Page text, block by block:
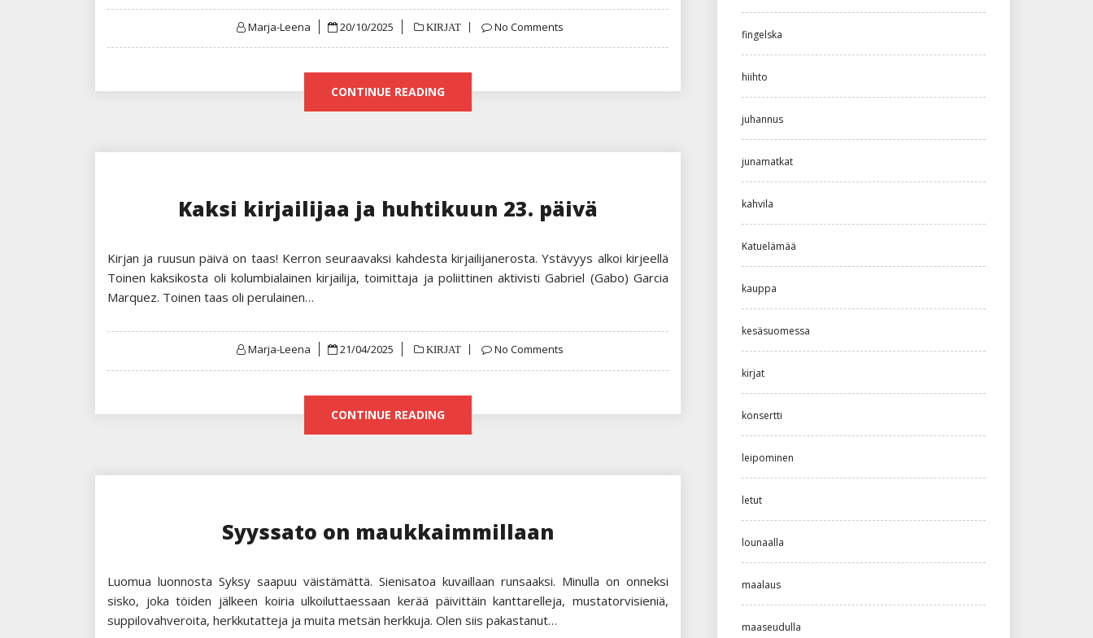
Marja-Leena
Posted
20/10/2025 KIRJAT No Comments
CONTINUE READING
Kaksi kirjailijaa ja huhtikuun 23. päivä
Kirjan ja ruusun päivä on taas! Kerron seuraavaksi kahdesta kirjailijanerosta. Ystävyys alkoi kirjeellä
Toinen kaksikosta oli kolumbialainen kirjailija, toimittaja ja poliittinen aktivisti Gabriel (Gabo) Garcia
Marquez. Toinen taas oli perulainen…
Marja-Leena
Posted
21/04/2025 KIRJAT No Comments
CONTINUE READING
Syyssato on maukkaimmillaan
Luomua luonnosta Syksy saapuu väistämättä. Sienisatoa kuvaillaan runsaaksi. Minulla on onneksi
sisko, joka töiden jälkeen koiria ulkoiluttaessaan kerää päivittäin kanttarelleja, mustatorvisieniä,
suppilovahveroita, herkkutatteja ja muita metsän herkkuja. Olen siis pakastanut…
fingelska
hiihto
juhannus
junamatkat
kahvila
Katuelämää
kauppa
kesäsuomessa
kirjat
konsertti
leipominen
letut
lounaalla
maalaus
maaseudulla